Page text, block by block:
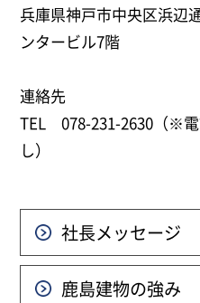
兵庫県神戸市中央区浜
ンタービル7階
連絡先
TEL 078-231-2630（※
し）
社長メッセージ
鹿島建物の強み